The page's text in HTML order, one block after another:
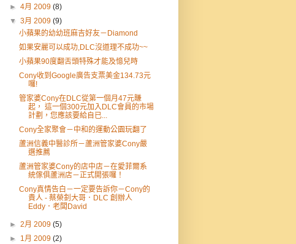
►4月 2009(8)
▼3月 2009(9)
小蘋果的幼幼班麻吉好友－Diamond
如果安麗可以成功,DLC沒道理不成功~~
小蘋果90度翻舌頭特殊才能及憶兒時
Cony收到Google廣告支票美金134.73元
囉!
管家婆Cony在DLC從第一個月47元賺
起， 這一個300元加入DLC會員的市場
計劃，您應該要給自已...
Cony全家聚會－中和的運動公園玩翻了
蘆洲信義中醫診所－蘆洲管家婆Cony嚴
選推薦
蘆洲管家婆Cony的店中店－在愛菲爾系
統傢俱蘆洲店－正式開張囉！
Cony真情告白－一定要告訴你－Cony的
貴人 - 蔡榮釗大哥．DLC 創辦人
Eddy．老闆David
►2月 2009(5)
► 1月 2009(2)